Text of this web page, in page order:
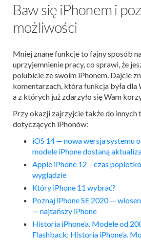
Baw się iPhonem i
możliwości
Mniej znane funkcje to fajny sposób
uprzyjemnienie pracy, co sprawi, że
polubicie ze swoim iPhonem. Dajcie
komentarzach, która funkcja była dla
a z których już zdarzyło się Wam
Przy okazji zajrzyjcie także do innych
dotyczących iPhonów:
iOS 14 — nowa wersja systemu
modele iPhone dostaną
Apple iPhone 12 – czas
wyglądzie
Który iPhone 11 wybrać?
Poznaj iPhone SE 2020 —
— najtańszy iPhone
Historia iPhone’a. Modele od
Flashback: Historia iPhone’a.